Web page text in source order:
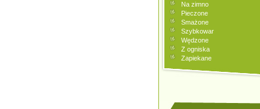
Na zimno
Pieczone
Smażone
Szybkowar
Wędzone
Z ogniska
Zapiekane